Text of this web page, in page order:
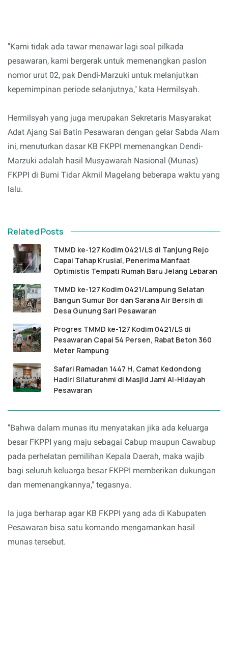
"Kami tidak ada tawar menawar lagi soal pilkada
pesawaran, kami bergerak untuk memenangkan paslon
nomor urut 02, pak Dendi-Marzuki untuk melanjutkan
kepemimpinan periode selanjutnya," kata Hermilsyah.
Hermilsyah yang juga merupakan Sekretaris Masyarakat
Adat Ajang Sai Batin Pesawaran dengan gelar Sabda Alam
ini, menuturkan dasar KB FKPPI memenangkan Dendi-
Marzuki adalah hasil Musyawarah Nasional (Munas)
FKPPI di Bumi Tidar Akmil Magelang beberapa waktu yang
lalu.
Related Posts
TMMD ke-127 Kodim 0421/LS di Tanjung Rejo
Capai Tahap Krusial, Penerima Manfaat
Optimistis Tempati Rumah Baru Jelang Lebaran
TMMD ke-127 Kodim 0421/Lampung Selatan
Bangun Sumur Bor dan Sarana Air Bersih di
Desa Gunung Sari Pesawaran
Progres TMMD ke-127 Kodim 0421/LS di
Pesawaran Capai 54 Persen, Rabat Beton 360
Meter Rampung
Safari Ramadan 1447 H, Camat Kedondong
Hadiri Silaturahmi di Masjid Jami Al-Hidayah
Pesawaran
"Bahwa dalam munas itu menyatakan jika ada keluarga
besar FKPPI yang maju sebagai Cabup maupun Cawabup
pada perhelatan pemilihan Kepala Daerah, maka wajib
bagi seluruh keluarga besar FKPPI memberikan dukungan
dan memenangkannya," tegasnya.
Ia juga berharap agar KB FKPPI yang ada di Kabupaten
Pesawaran bisa satu komando mengamankan hasil
munas tersebut.